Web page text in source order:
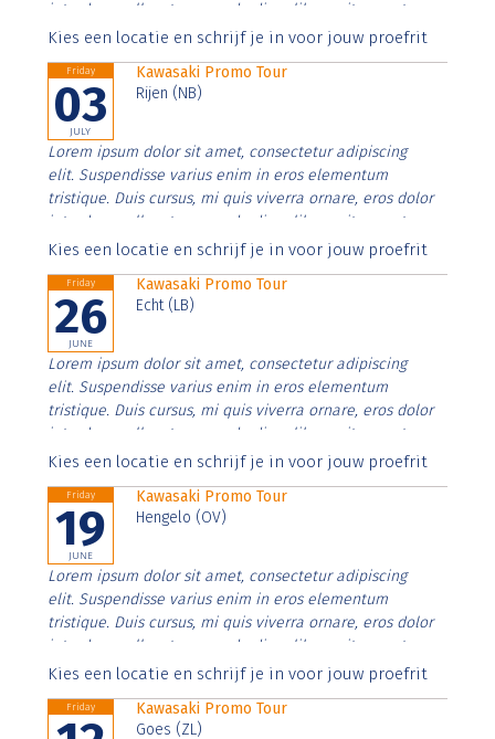
interdum nulla, ut commodo diam libero vitae erat.
Aenean faucibus nibh et justo cursus id rutrum lorem
Kies een locatie en schrijf je in voor jouw proefrit
Friday
03
JULY
Kawasaki Promo Tour
Rijen (NB)
Lorem ipsum dolor sit amet, consectetur adipiscing
elit. Suspendisse varius enim in eros elementum
tristique. Duis cursus, mi quis viverra ornare, eros dolor
interdum nulla, ut commodo diam libero vitae erat.
Aenean faucibus nibh et justo cursus id rutrum lorem
Kies een locatie en schrijf je in voor jouw proefrit
Friday
26
JUNE
Kawasaki Promo Tour
Echt (LB)
Lorem ipsum dolor sit amet, consectetur adipiscing
elit. Suspendisse varius enim in eros elementum
tristique. Duis cursus, mi quis viverra ornare, eros dolor
interdum nulla, ut commodo diam libero vitae erat.
Aenean faucibus nibh et justo cursus id rutrum lorem
Kies een locatie en schrijf je in voor jouw proefrit
Friday
19
JUNE
Kawasaki Promo Tour
Hengelo (OV)
Lorem ipsum dolor sit amet, consectetur adipiscing
elit. Suspendisse varius enim in eros elementum
tristique. Duis cursus, mi quis viverra ornare, eros dolor
interdum nulla, ut commodo diam libero vitae erat.
Aenean faucibus nibh et justo cursus id rutrum lorem
Kies een locatie en schrijf je in voor jouw proefrit
Friday
Kawasaki Promo Tour
Goes (ZL)